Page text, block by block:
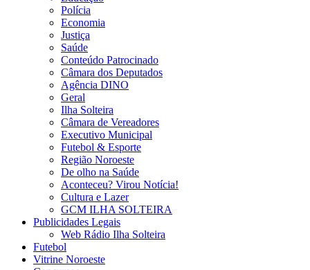
Polícia
Economia
Justiça
Saúde
Conteúdo Patrocinado
Câmara dos Deputados
Agência DINO
Geral
Ilha Solteira
Câmara de Vereadores
Executivo Municipal
Futebol & Esporte
Região Noroeste
De olho na Saúde
Aconteceu? Virou Notícia!
Cultura e Lazer
GCM ILHA SOLTEIRA
Publicidades Legais
Web Rádio Ilha Solteira
Futebol
Vitrine Noroeste